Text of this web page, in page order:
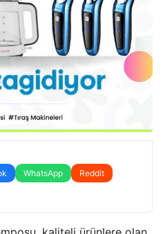
WhatsApp
Reddit